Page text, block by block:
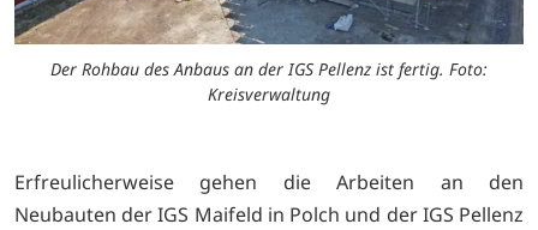
Der Rohbau des Anbaus an der IGS Pellenz ist fertig. Foto:
Kreisverwaltung
Erfreulicherweise gehen die Arbeiten an den
Neubauten der IGS Maifeld in Polch und der IGS Pellenz